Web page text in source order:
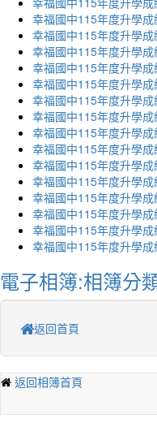
幸福國中115年度升學
幸福國中115年度升學
幸福國中115年度升學
幸福國中115年度升學
幸福國中115年度升學
幸福國中115年度升學
幸福國中115年度升學
幸福國中115年度升學
幸福國中115年度升學
幸福國中115年度升學
幸福國中115年度升學
幸福國中115年度升學
幸福國中115年度升學
幸福國中115年度升學
幸福國中115年度升學
電子相簿:相簿分
返回首頁
返回相簿首頁